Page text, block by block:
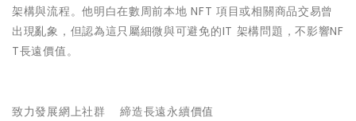
架構與流程。他明白在數周前本地 NFT 項目或相關商品交易曾
出現亂象，但認為這只屬細微與可避免的IT 架構問題，不影響NF
T長遠價值。
致力發展網上社群 締造長遠永續價值